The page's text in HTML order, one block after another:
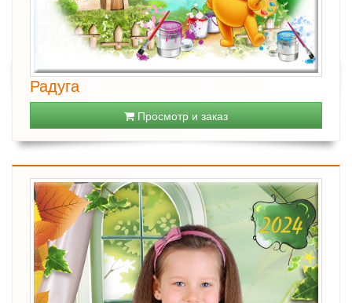
Радуга
Просмотр и заказ